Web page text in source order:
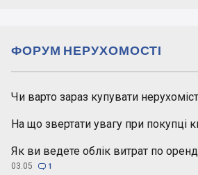
Чи варто зараз купувати
На що звертати увагу при покупці
Як ви ведете облік витрат по
03.05  1
ФОРУМ НЕРУХОМОСТІ